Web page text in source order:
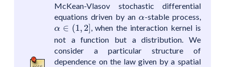
McKean-Vlasov stochastic differential
equations driven by an α
α-stable process,
α ∈ (1, 2]
α ∈( 1,2 ] , when the interaction kernel is
not a function but a distribution. We
consider a particular structure of
dependence on the law given by a spatial